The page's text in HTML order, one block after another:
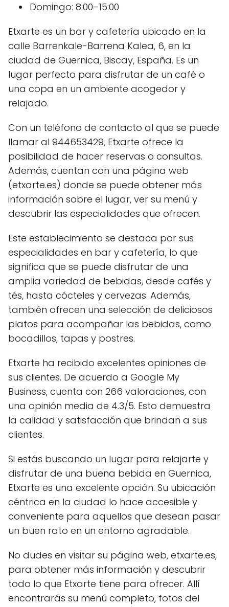
Domingo: 8:00–15:00
Etxarte es un bar y cafetería ubicado en la
calle Barrenkale-Barrena Kalea, 6, en la
ciudad de Guernica, Biscay, España. Es un
lugar perfecto para disfrutar de un café o
una copa en un ambiente acogedor y
relajado.
Con un teléfono de contacto al que se puede
llamar al 944653429, Etxarte ofrece la
posibilidad de hacer reservas o consultas.
Además, cuentan con una página web
(etxarte.es) donde se puede obtener más
información sobre el lugar, ver su menú y
descubrir las especialidades que ofrecen.
Este establecimiento se destaca por sus
especialidades en bar y cafetería, lo que
significa que se puede disfrutar de una
amplia variedad de bebidas, desde cafés y
tés, hasta cócteles y cervezas. Además,
también ofrecen una selección de deliciosos
platos para acompañar las bebidas, como
bocadillos, tapas y postres.
Etxarte ha recibido excelentes opiniones de
sus clientes. De acuerdo a Google My
Business, cuenta con 266 valoraciones, con
una opinión media de 4.3/5. Esto demuestra
la calidad y satisfacción que brindan a sus
clientes.
Si estás buscando un lugar para relajarte y
disfrutar de una buena bebida en Guernica,
Etxarte es una excelente opción. Su ubicación
céntrica en la ciudad lo hace accesible y
conveniente para aquellos que desean pasar
un buen rato en un entorno agradable.
No dudes en visitar su página web, etxarte.es,
para obtener más información y descubrir
todo lo que Etxarte tiene para ofrecer. Allí
encontrarás su menú completo, fotos del